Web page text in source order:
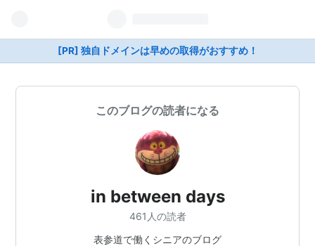
[PR] 独自ドメインは早めの取得がおすすめ！
このブログの読者になる
in between days
461人の読者
表参道で働くシニアのブログ